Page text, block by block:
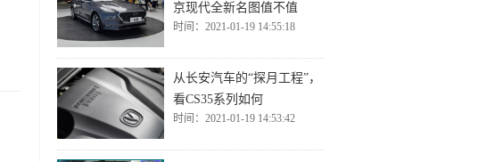
京现代全新名图值不值
时间：2021-01-19 14:55:18
从长安汽车的“探月工程”，
看CS35系列如何
时间：2021-01-19 14:53:42